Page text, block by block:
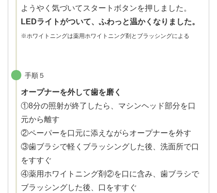
ようやく気づいてスタートボタンを押しました。
LEDライトがついて、ふわっと温かくなりました。
※ホワイトニングは薬用ホワイトニング剤とブラッシングによる
手順５
オープナーを外して歯を磨く
①8分の照射が終了したら、マシンヘッド部分を口
元から離す
②ペーパーを口元に添えながらオープナーを外す
③歯ブラシで軽くブラッシングした後、洗面所で口
をすすぐ
④薬用ホワイトニング剤②を口に含み、歯ブラシで
ブラッシングした後、口をすすぐ